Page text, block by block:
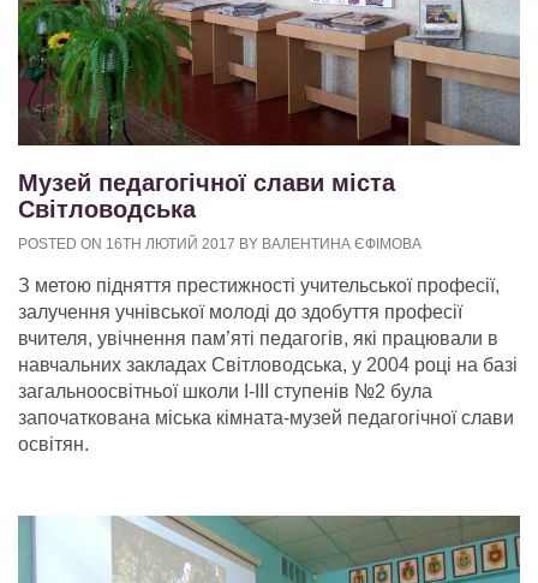
Музей педагогічної слави міста
Світловодська
POSTED ON 16TH ЛЮТИЙ 2017 BY ВАЛЕНТИНА ЄФІМОВА
З метою підняття престижності учительської професії,
залучення учнівської молоді до здобуття професії
вчителя, увічнення пам’яті педагогів, які працювали в
навчальних закладах Світловодська, у 2004 році на базі
загальноосвітньої школи І-ІІІ ступенів №2 була
започаткована міська кімната-музей педагогічної слави
освітян.